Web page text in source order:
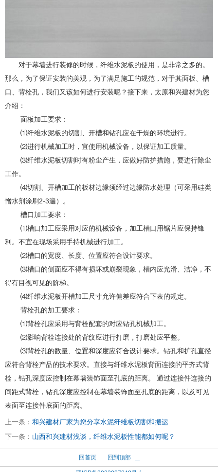
对于幕墙进行装修的时候，纤维水泥板的使用，是非常之多的。
那么，为了保证安装的美观，为了满足施工的规范，对于其面板、槽
口、背栓孔，我们又该如何进行安装呢？接下来，太原和兴建材为您
介绍：
面板加工要求：
⑴纤维水泥板的切割、开槽和钻孔应在干燥的环境进行。
⑵进行机械加工时，宜使用机械设备，以保证加工质量。
⑶纤维水泥板切割时有粉尘产生，应做好防护措施，要进行除尘
工作。
⑷切割、开槽加工的板材边缘须经过边缘防水处理（可采用硅类
憎水剂涂刷2-3遍）。
槽口加工要求：
⑴槽口加工应采用对应的机械设备，加工槽口用锯片应保持锋
利。不宜在现场采用手持机械进行加工。
⑵槽口的宽度、长度、位置应符合设计要求。
⑶槽口的侧面应不得有损坏或崩裂现象，槽内应光滑、洁净，不
得有目视可见的阶梯。
⑷纤维水泥板开槽加工尺寸允许偏差应符合下表的规定。
背栓孔的加工要求：
⑴背栓孔应采用与背栓配套的对应钻孔机械加工。
⑵影响背栓连接处的背纹应进行打磨，打磨处应平整。
⑶背栓孔的数量、位置和深度应符合设计要求。钻孔和扩孔直径
应符合背栓产品的技术要求。直接与纤维水泥板背面连接的平齐式背
栓，钻孔深度应控制在幕墙装饰面至孔底的距离。 通过连接件连接的
间距式背栓，钻孔深度应控制在幕墙装饰面至孔底的距离，以及可见
表面至连接件底面的距离。
上一条： 和兴建材厂家为您分享水泥纤维板切割和搬运
下一条： 山西和兴建材浅谈，纤维水泥板性能都如何呢？
回首页 回到顶部